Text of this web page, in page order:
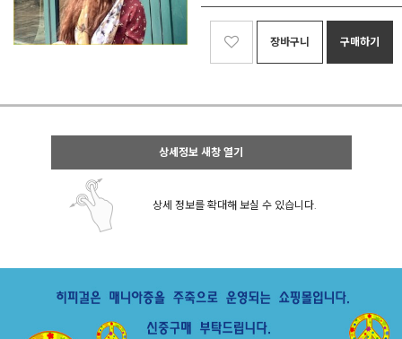
장바구니 구매하기
상세정보 새창 열기
상세 정보를 확대해 보실 수 있습니다.